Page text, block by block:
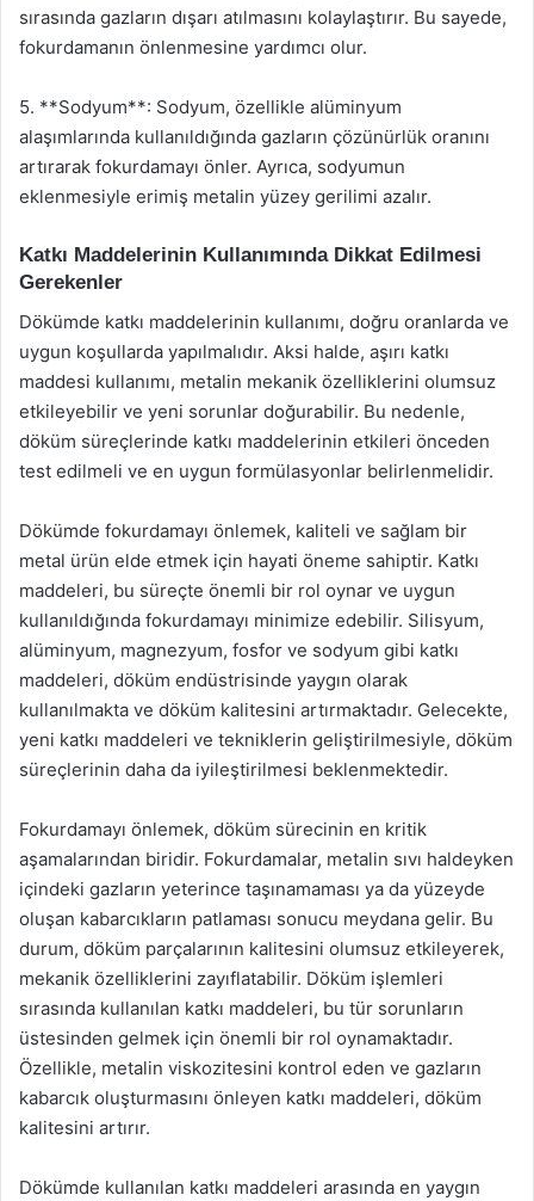
sırasında gazların dışarı atılmasını kolaylaştırır. Bu sayede,
fokurdamanın önlenmesine yardımcı olur.
5. **Sodyum**: Sodyum, özellikle alüminyum
alaşımlarında kullanıldığında gazların çözünürlük oranını
artırarak fokurdamayı önler. Ayrıca, sodyumun
eklenmesiyle erimiş metalin yüzey gerilimi azalır.
Katkı Maddelerinin Kullanımında Dikkat Edilmesi
Gerekenler
Dökümde katkı maddelerinin kullanımı, doğru oranlarda ve
uygun koşullarda yapılmalıdır. Aksi halde, aşırı katkı
maddesi kullanımı, metalin mekanik özelliklerini olumsuz
etkileyebilir ve yeni sorunlar doğurabilir. Bu nedenle,
döküm süreçlerinde katkı maddelerinin etkileri önceden
test edilmeli ve en uygun formülasyonlar belirlenmelidir.
Dökümde fokurdamayı önlemek, kaliteli ve sağlam bir
metal ürün elde etmek için hayati öneme sahiptir. Katkı
maddeleri, bu süreçte önemli bir rol oynar ve uygun
kullanıldığında fokurdamayı minimize edebilir. Silisyum,
alüminyum, magnezyum, fosfor ve sodyum gibi katkı
maddeleri, döküm endüstrisinde yaygın olarak
kullanılmakta ve döküm kalitesini artırmaktadır. Gelecekte,
yeni katkı maddeleri ve tekniklerin geliştirilmesiyle, döküm
süreçlerinin daha da iyileştirilmesi beklenmektedir.
Fokurdamayı önlemek, döküm sürecinin en kritik
aşamalarından biridir. Fokurdamalar, metalin sıvı haldeyken
içindeki gazların yeterince taşınamaması ya da yüzeyde
oluşan kabarcıkların patlaması sonucu meydana gelir. Bu
durum, döküm parçalarının kalitesini olumsuz etkileyerek,
mekanik özelliklerini zayıflatabilir. Döküm işlemleri
sırasında kullanılan katkı maddeleri, bu tür sorunların
üstesinden gelmek için önemli bir rol oynamaktadır.
Özellikle, metalin viskozitesini kontrol eden ve gazların
kabarcık oluşturmasını önleyen katkı maddeleri, döküm
kalitesini artırır.
Dökümde kullanılan katkı maddeleri arasında en yaygın